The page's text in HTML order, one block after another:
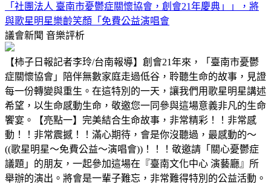
「社團法人 臺南市憂鬱症關懷協會，創會21年慶典」」，將
與歌星明星樂齡笑顏「免費公益演唱會
議會新聞 音樂評析
【柿子日報記者李玲/台南報導】創會21年來，「臺南市憂鬱
症關懷協會」陪伴無數家庭走過低谷，聆聽生命的故事，見證
每一份轉變與重生。在這特別的一天，讓我們用歌星明星講述
希望，以生命感動生命，敬邀您一同參與這場意義非凡的生命
饗宴。【亮點一】完美結合生命故事，非常精彩！！非常感
動！！非常震撼！！滿心期待，會是你沒聽過，最感動的～
((歌星明星～免費公益～演唱會))！！！敬邀請「關心憂鬱症
議題」的朋友，一起參加這場在『臺南文化中心 演藝廳』所
舉辦的演出。將會是一輩子難忘，非常難得特別的公益活動。